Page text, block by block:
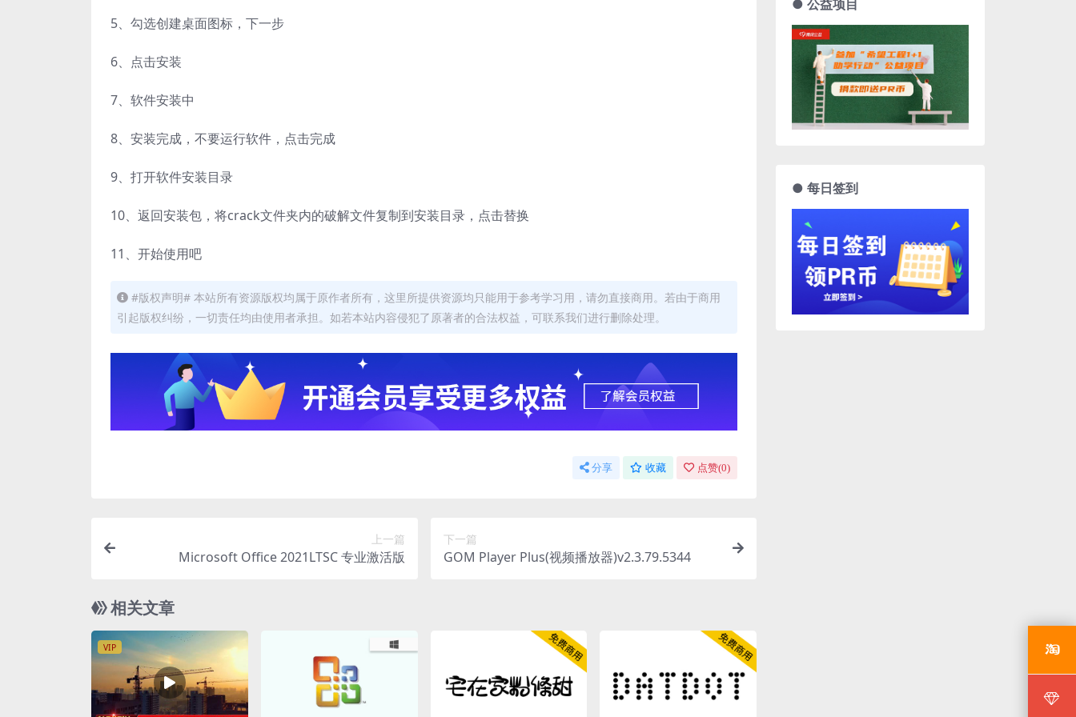
5、 勾选创建桌面图标，下一步
6、 点击安装
7、 软件安装中
8、 安装完成，不要运行软件，点击完成
9、 打开软件安装目录
10、 返回安装包，将crack文件夹内的破解文件复制到安装目录，点击替换
11、 开始使用吧
#版权声明# 本站所有资源版权均属于原作者所有，这里所提供资源均只能用于参考学习用，请勿直接商用。若由于商用
引起版权纠纷，一切责任均由使用者承担。如若本站内容侵犯了原著者的合法权益，可联系我们进行删除处理。
分享 收藏 点赞(0)
上一篇
Microsoft Office 2021LTSC 专业激活版
下一篇
GOM Player Plus(视频播放器)v2.3.79.5344
相关文章
VIP
● 公益项目
● 每日签到